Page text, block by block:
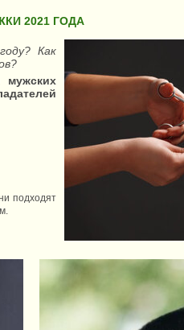
2021 ГОДА
Как
подходят